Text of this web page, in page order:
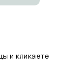
и кликаете